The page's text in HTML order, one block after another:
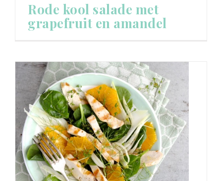
Rode kool salade met
grapefruit en amandel